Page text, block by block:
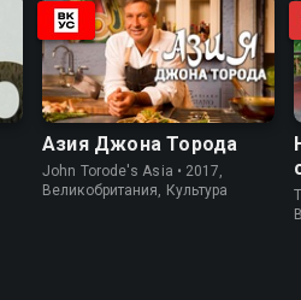
Азия Джона Торода
John Torode's Asia • 2017,
Великобритания, Культура